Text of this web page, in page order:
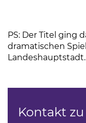
PS: Der Titel ging
dramatischen
Landeshauptstadt.
Kontakt